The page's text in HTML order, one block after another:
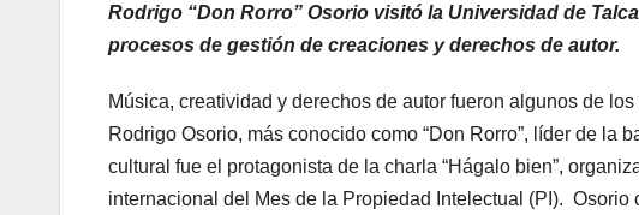
Rodrigo “Don Rorro” Osorio visitó la Universidad de
procesos de gestión de creaciones y derechos de autor.
Música, creatividad y derechos de autor fueron algunos de
Rodrigo Osorio, más conocido como “Don Rorro”, líder de
cultural fue el protagonista de la charla “Hágalo bien”,
internacional del Mes de la Propiedad Intelectual (PI).